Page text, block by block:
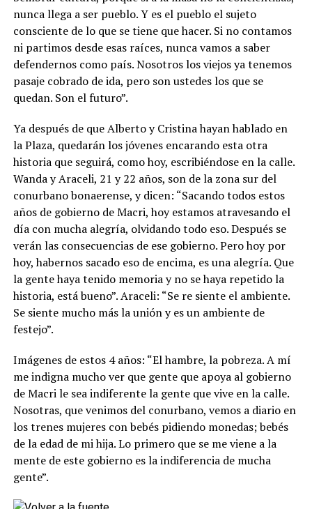
nunca llega a ser pueblo. Y es el pueblo el sujeto
consciente de lo que se tiene que hacer. Si no contamos
ni partimos desde esas raíces, nunca vamos a saber
defendernos como país. Nosotros los viejos ya tenemos
pasaje cobrado de ida, pero son ustedes los que se
quedan. Son el futuro”.
Ya después de que Alberto y Cristina hayan hablado en
la Plaza, quedarán los jóvenes encarando esta otra
historia que seguirá, como hoy, escribiéndose en la calle.
Wanda y Araceli, 21 y 22 años, son de la zona sur del
conurbano bonaerense, y dicen: “Sacando todos estos
años de gobierno de Macri, hoy estamos atravesando el
día con mucha alegría, olvidando todo eso. Después se
verán las consecuencias de ese gobierno. Pero hoy por
hoy, habernos sacado eso de encima, es una alegría. Que
la gente haya tenido memoria y no se haya repetido la
historia, está bueno”. Araceli: “Se re siente el ambiente.
Se siente mucho más la unión y es un ambiente de
festejo”.
Imágenes de estos 4 años: “El hambre, la pobreza. A mí
me indigna mucho ver que gente que apoya al gobierno
de Macri le sea indiferente la gente que vive en la calle.
Nosotras, que venimos del conurbano, vemos a diario en
los trenes mujeres con bebés pidiendo monedas; bebés
de la edad de mi hija. Lo primero que se me viene a la
mente de este gobierno es la indiferencia de mucha
gente”.